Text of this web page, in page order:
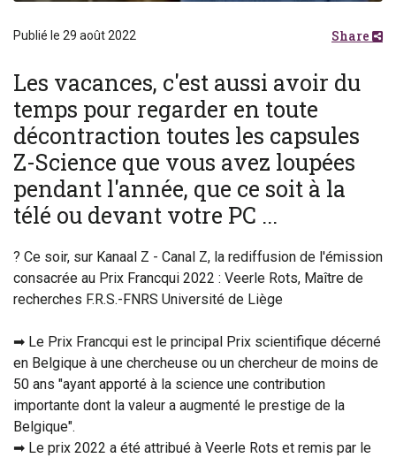
Publié le 29 août 2022 Share
Les vacances, c'est aussi avoir du
temps pour regarder en toute
décontraction toutes les capsules
Z-Science que vous avez loupées
pendant l'année, que ce soit à la
télé ou devant votre PC ...
? Ce soir, sur Kanaal Z - Canal Z, la rediffusion de l'émission
consacrée au Prix Francqui 2022 : Veerle Rots, Maître de
recherches F.R.S.-FNRS Université de Liège
➡ Le Prix Francqui est le principal Prix scientifique décerné
en Belgique à une chercheuse ou un chercheur de moins de
50 ans "ayant apporté à la science une contribution
importante dont la valeur a augmenté le prestige de la
Belgique".
➡ Le prix 2022 a été attribué à Veerle Rots et remis par le